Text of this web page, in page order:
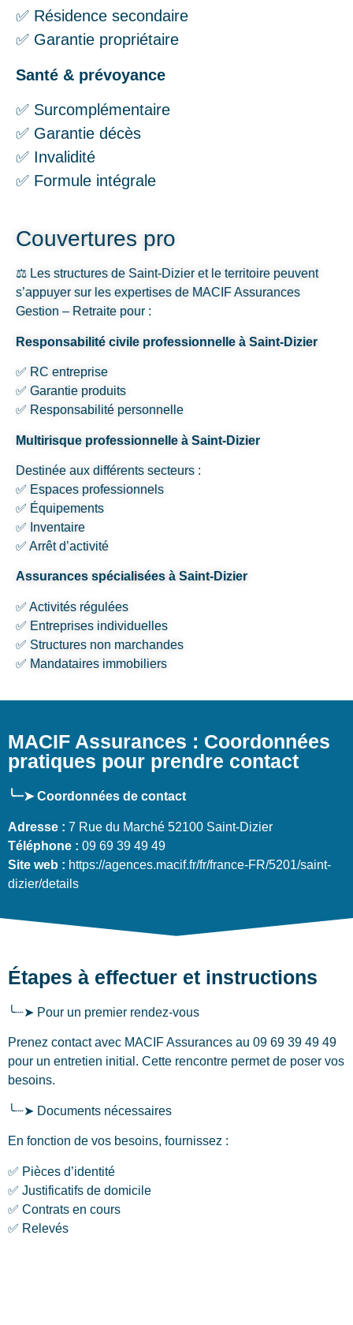
✅ Résidence secondaire
✅ Garantie propriétaire
Santé & prévoyance
✅ Surcomplémentaire
✅ Garantie décès
✅ Invalidité
✅ Formule intégrale
Couvertures pro
⚖️ Les structures de Saint-Dizier et le territoire peuvent
s’appuyer sur les expertises de MACIF Assurances
Gestion – Retraite pour :
Responsabilité civile professionnelle à Saint-Dizier
✅ RC entreprise
✅ Garantie produits
✅ Responsabilité personnelle
Multirisque professionnelle à Saint-Dizier
Destinée aux différents secteurs :
✅ Espaces professionnels
✅ Équipements
✅ Inventaire
✅ Arrêt d’activité
Assurances spécialisées à Saint-Dizier
✅ Activités régulées
✅ Entreprises individuelles
✅ Structures non marchandes
✅ Mandataires immobiliers
MACIF Assurances : Coordonnées
pratiques pour prendre contact
╰┈➤ Coordonnées de contact
Adresse : 7 Rue du Marché 52100 Saint-Dizier
Téléphone : 09 69 39 49 49
Site web : https://agences.macif.fr/fr/france-FR/5201/saint-
dizier/details
Étapes à effectuer et instructions
╰┈➤ Pour un premier rendez-vous
Prenez contact avec MACIF Assurances au 09 69 39 49 49
pour un entretien initial. Cette rencontre permet de poser vos
besoins.
╰┈➤ Documents nécessaires
En fonction de vos besoins, fournissez :
✅ Pièces d’identité
✅ Justificatifs de domicile
✅ Contrats en cours
✅ Relevés